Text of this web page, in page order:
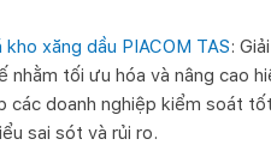
xăng dầu PIACOM TAS:
nhằm tối ưu hóa và nâng cao
các doanh nghiệp kiểm soát
sai sót và rủi ro.